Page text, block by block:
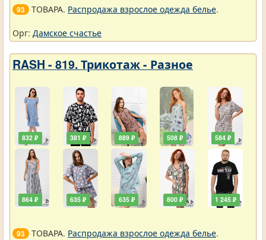
93 ТОВАРА. Распродажа взрослое одежда белье.
Орг: Дамское счастье
RASH - 819. Трикотаж - Разное
832 ₽
864 ₽
381 ₽
635 ₽
889 ₽
635 ₽
508 ₽
800 ₽
584 ₽
1 245 ₽
93 ТОВАРА. Распродажа взрослое одежда белье.